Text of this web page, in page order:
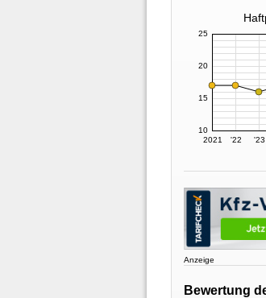
2021 '22 '23
10
15
20
25
Anzeige
Bewertung